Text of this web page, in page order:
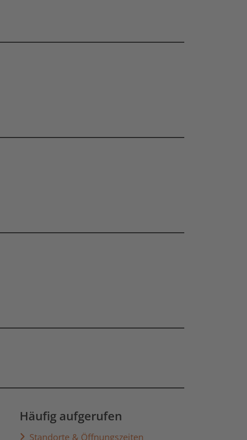
laden
Häufig aufgerufen
Standorte & Öffnungszeiten